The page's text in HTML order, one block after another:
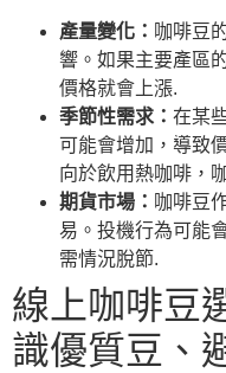
產量變化： 咖啡豆
響。如果主要產區
價格就會上漲.
季節性需求： 在某
可能會增加，導致
向於飲用熱咖啡，
期貨市場： 咖啡豆
易。投機行為可能
需情況脫節.
線上咖啡豆
識優質豆、